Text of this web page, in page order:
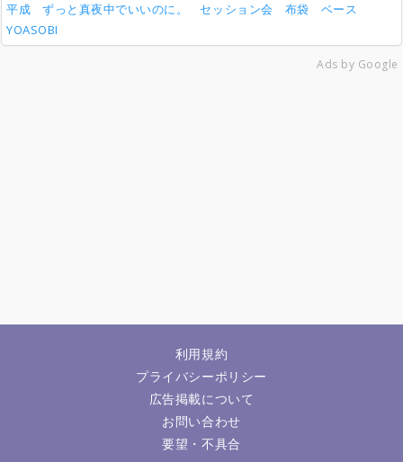
平成
ずっと真夜中でいいのに。 セッション会 布袋
ベース
YOASOBI
Ads by Google
利用規約
プライバシーポリシー
広告掲載について
お問い合わせ
要望・不具合